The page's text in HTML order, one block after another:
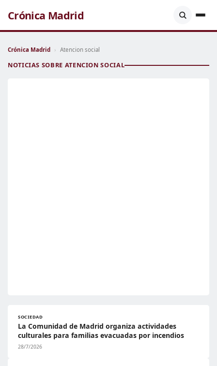
Crónica Madrid
Crónica Madrid › Atencion social
NOTICIAS SOBRE ATENCION SOCIAL
SOCIEDAD
La Comunidad de Madrid organiza actividades
culturales para familias evacuadas por incendios
28/7/2026